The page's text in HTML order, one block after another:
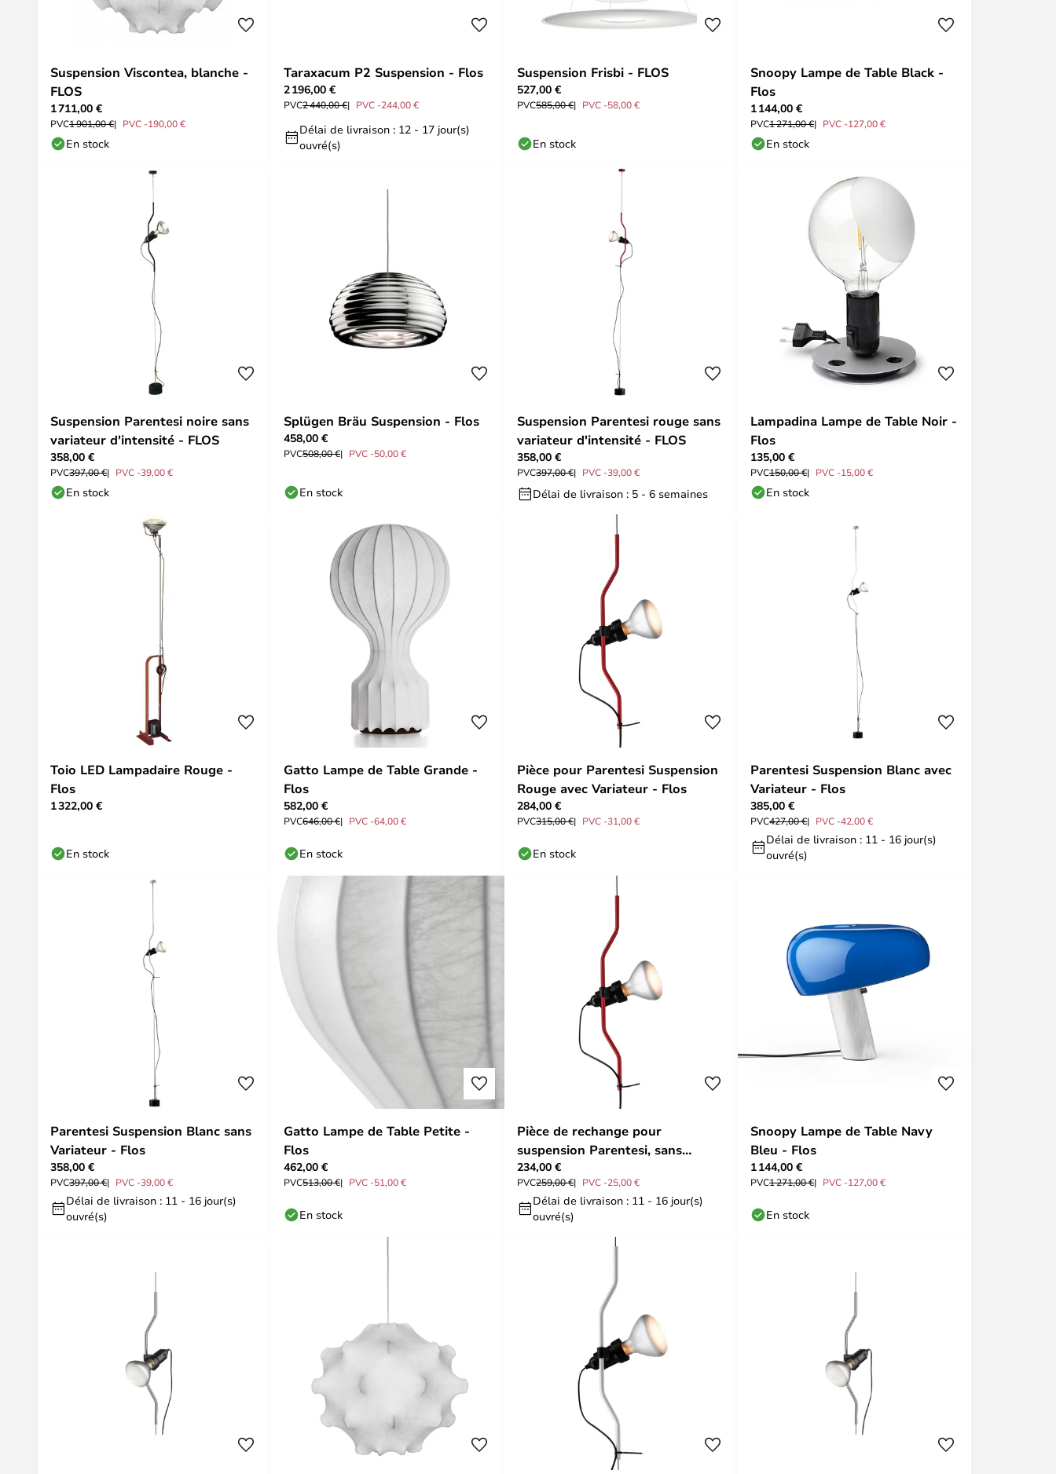
Suspension Viscontea, blanche -
FLOS
1 711,00 €
PVC1 901,00 € PVC -190,00 €
En stock
Taraxacum P2 Suspension - Flos
2 196,00 €
PVC2 440,00 € PVC -244,00 €
Délai de livraison : 12 - 17 jour(s)
ouvré(s)
Suspension Frisbi - FLOS
527,00 €
PVC585,00 € PVC -58,00 €
En stock
Snoopy Lampe de Table Black -
Flos
1 144,00 €
PVC1 271,00 € PVC -127,00 €
En stock
Suspension Parentesi noire sans
variateur d'intensité - FLOS
358,00 €
PVC397,00 € PVC -39,00 €
En stock
Splügen Bräu Suspension - Flos
458,00 €
PVC508,00 € PVC -50,00 €
En stock
Suspension Parentesi rouge sans
variateur d'intensité - FLOS
358,00 €
PVC397,00 € PVC -39,00 €
Délai de livraison : 5 - 6 semaines
Lampadina Lampe de Table Noir -
Flos
135,00 €
PVC150,00 € PVC -15,00 €
En stock
Toio LED Lampadaire Rouge -
Flos
1 322,00 €
En stock
Gatto Lampe de Table Grande -
Flos
582,00 €
PVC646,00 € PVC -64,00 €
En stock
Pièce pour Parentesi Suspension
Rouge avec Variateur - Flos
284,00 €
PVC315,00 € PVC -31,00 €
En stock
Parentesi Suspension Blanc avec
Variateur - Flos
385,00 €
PVC427,00 € PVC -42,00 €
Délai de livraison : 11 - 16 jour(s)
ouvré(s)
Parentesi Suspension Blanc sans
Variateur - Flos
358,00 €
PVC397,00 € PVC -39,00 €
Délai de livraison : 11 - 16 jour(s)
ouvré(s)
Gatto Lampe de Table Petite -
Flos
462,00 €
PVC513,00 € PVC -51,00 €
En stock
Pièce de rechange pour
suspension Parentesi, sans
variateur d'intensité
234,00 €
PVC259,00 € PVC -25,00 €
Délai de livraison : 11 - 16 jour(s)
ouvré(s)
Snoopy Lampe de Table Navy
Bleu - Flos
1 144,00 €
PVC1 271,00 € PVC -127,00 €
En stock